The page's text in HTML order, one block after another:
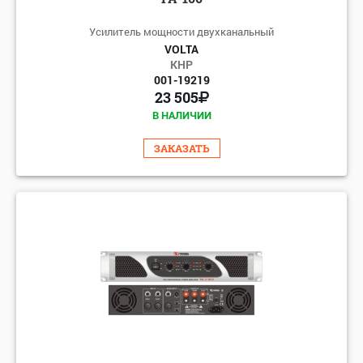
Усилитель мощности двухканальный
VOLTA
КНР
001-19219
23 505
В НАЛИЧИИ
ЗАКАЗАТЬ